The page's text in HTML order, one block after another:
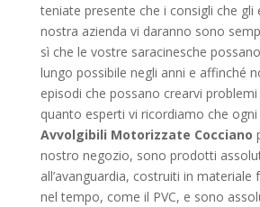
teniate presente che i consigli che gli
nostra azienda vi daranno sono
sì che le vostre saracinesche
lungo possibile negli anni e affinché
episodi che possano crearvi
quanto esperti vi ricordiamo che
Avvolgibili Motorizzate Cocciano
nostro negozio, sono prodotti
all’avanguardia, costruiti in
nel tempo, come il PVC, e sono